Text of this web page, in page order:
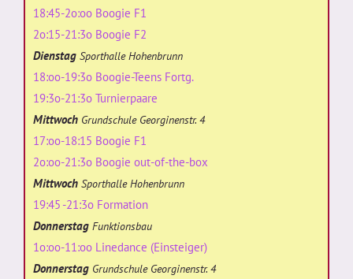
18:45-2o:oo Boogie F1
2o:15-21:3o Boogie F2
Dienstag Sporthalle Hohenbrunn
18:oo-19:3o Boogie-Teens Fortg.
19:3o-21:3o Turnierpaare
Mittwoch Grundschule Georginenstr. 4
17:oo-18:15 Boogie F1
2o:oo-21:3o Boogie out-of-the-box
Mittwoch Sporthalle Hohenbrunn
19:45 -21:3o Formation
Donnerstag Funktionsbau
1o:oo-11:oo Linedance (Einsteiger)
Donnerstag Grundschule Georginenstr. 4